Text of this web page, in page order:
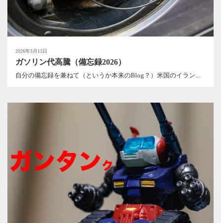
2026年3月15日
ガソリン代高騰（備忘録2026）
自分の備忘録を兼ねて（というか本来のBlog？）米国のイラン...